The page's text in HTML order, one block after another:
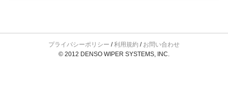
プライバシーポリシー /利用規約 / お問い合わせ
© 2012 DENSO WIPER SYSTEMS, INC.